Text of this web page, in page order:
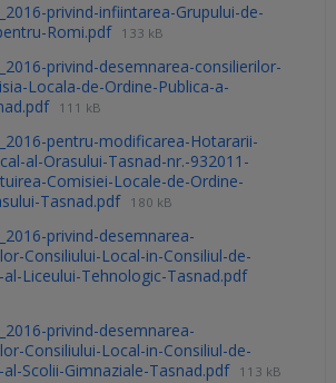
privind-infiintarea-Grupului-de-
Romi.pdf 133 kB
privind-desemnarea-consilierilor-
Locala-de-Ordine-Publica-a-
111 kB
pentru-modificarea-Hotararii-
al-Orasului-Tasnad-nr.-932011-
Comisiei-Locale-de-Ordine-
Tasnad.pdf 180 kB
privind-desemnarea-
Consiliului-Local-in-Consiliul-de-
Liceului-Tehnologic-Tasnad.pdf
privind-desemnarea-
Consiliului-Local-in-Consiliul-de-
Scolii-Gimnaziale-Tasnad.pdf 113 kB